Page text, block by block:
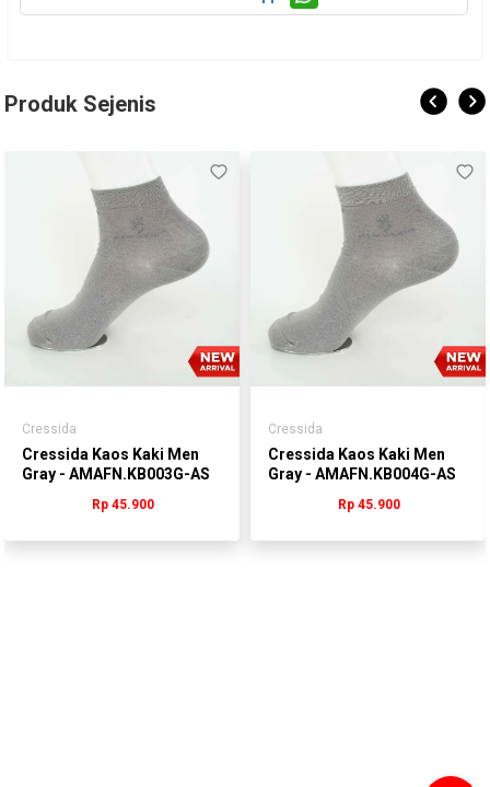
Produk Sejenis
Cressida
Cressida Kaos Kaki Men
Gray - AMAFN.KB003G-AS
Rp 45.900
Cressida
Cressida Kaos Kaki Men
Gray - AMAFN.KB004G-AS
Rp 45.900